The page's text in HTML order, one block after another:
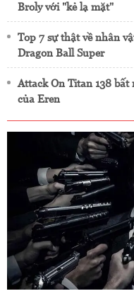
Broly với "kẻ lạ mặt"
Top 7 sự thật về nhân
Dragon Ball Super
Attack On Titan 138
của Eren